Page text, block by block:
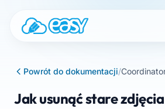
Powrót do dokumentacji/
Jak usunąć stare